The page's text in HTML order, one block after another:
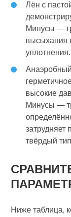
Лён с
Минусы —
высыхания
уплотнения.
Анаэробный
высокие
Минусы —
твёрдый
Ниже таблица,